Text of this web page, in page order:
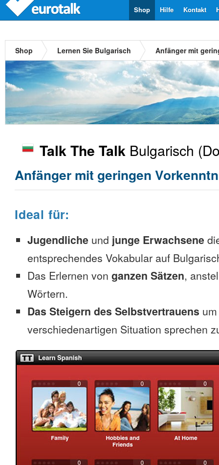
Kontakt
Hilfe
Shop
Shop Lernen Sie Bulgarisch Anfänger mit
Talk The Talk Bulgarisch
Anfänger mit geringen
Ideal für:
Jugendliche und junge Erwachsene
entsprechendes Vokabular auf
Das Erlernen von ganzen Sätzen,
Wörtern.
Das Steigern des Selbstvertrauens
verschiedenartigen Situation sprechen